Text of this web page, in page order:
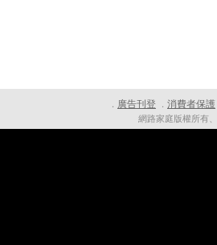
． 廣告刊登 ． 消費者保護
網路家庭版權所有